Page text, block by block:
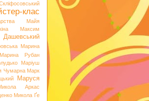
клас
Майя
Максим
Марина
Марина Рубан
Маріуш
Чумарна Марк
Маруся
Аркас
Микола Ґе